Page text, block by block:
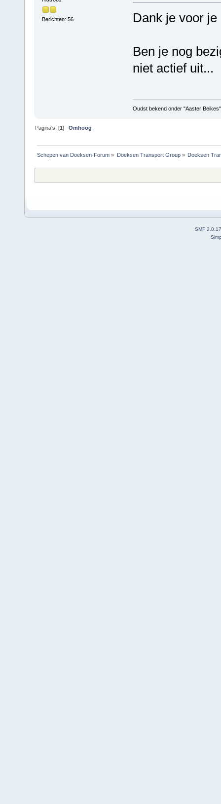
Berichten: 56 Dank je voor je
Ben je nog
niet actief uit...
Oudst bekend onder "Aaster
Pagina's: [1]Omhoog
Schepen van Doeksen-Forum » Doeksen Transport Group» Doeksen
SMF 2.0.17